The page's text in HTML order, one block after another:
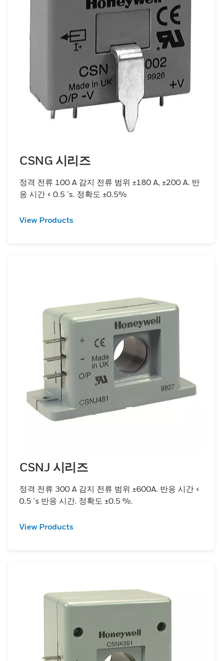
CSNG 시리즈
정격 전류 100 A 감지 전류 범위 ±180 A, ±200 A. 반
응 시간 < 0.5 μs. 정확도 ±0.5%
View Products
CSNJ 시리즈
정격 전류 300 A 감지 전류 범위 ±600A. 반응 시간 <
0.5 μs 반응 시간. 정확도 ±0.5 %.
View Products